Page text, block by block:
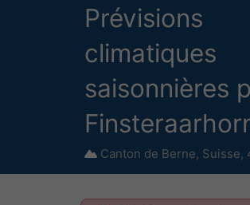
Prévisions
climatiques
saisonnières
Canton de Berne, Suisse,